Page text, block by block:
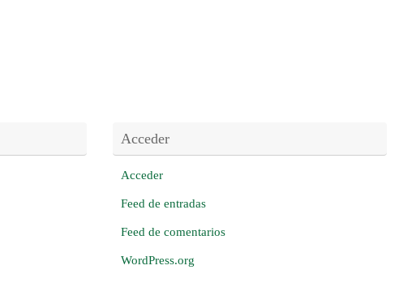
Acceder
Acceder
Feed de entradas
Feed de comentarios
WordPress.org